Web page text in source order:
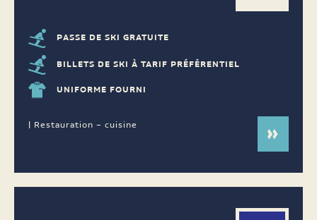
PASSE DE SKI GRATUITE
BILLETS DE SKI À TARIF PRÉFÉRENTIEL
UNIFORME FOURNI
| Restauration – cuisine